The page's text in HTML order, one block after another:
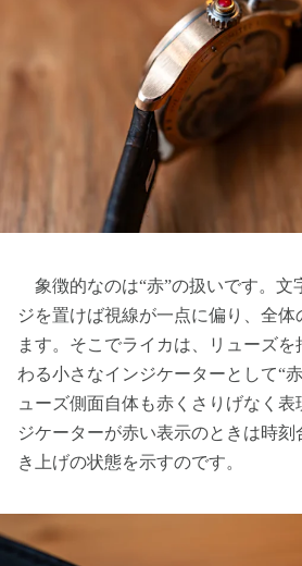
象徴的なのは“赤”の扱いです。文
ジを置けば視線が一点に偏り、全
ます。そこでライカは、リューズ
わる小さなインジケーターとして“
ューズ側面自体も赤くさりげなく
ジケーターが赤い表示のときは時
き上げの状態を示すのです。